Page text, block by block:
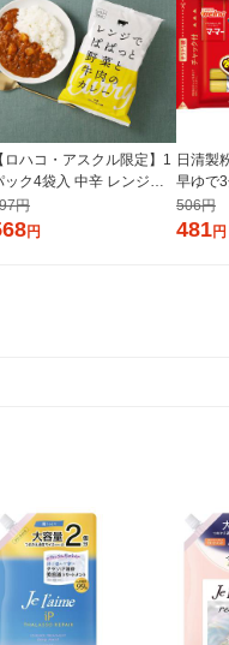
【ロハコ・アスクル限定】1
ック4袋入 中辛 レンジで
ぱっと野菜と牛肉のカレ
180g 1個 オリジナル レト
円
円
日清製
早ゆで3
イズ
タイプ
506円
481円